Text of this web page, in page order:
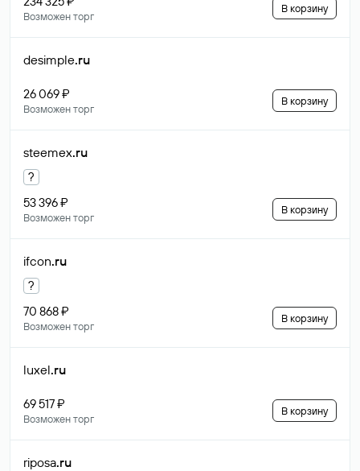
Возможен торг
В корзину
desimple.ru
26 069 ₽
Возможен торг
В корзину
steemex.ru
?
53 396 ₽
Возможен торг
В корзину
ifcon.ru
?
70 868 ₽
Возможен торг
В корзину
luxel.ru
69 517 ₽
Возможен торг
В корзину
riposa.ru